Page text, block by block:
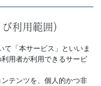
利用範囲）
て「本サービス」といいま
用者が利用できるサービ
テンツを、個人的かつ非